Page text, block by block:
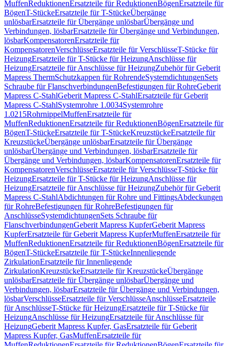
MuffenReduktionenErsatzteile für ReduktionenBögenErsatzteile für
BögenT-StückeErsatzteile für T-StückeÜbergänge
unlösbarErsatzteile für Übergänge unlösbarÜbergänge und
Verbindungen, lösbarErsatzteile für Übergänge und Verbindungen,
lösbarKompensatorenErsatzteile für
KompensatorenVerschlüsseErsatzteile für VerschlüsseT-Stücke für
HeizungErsatzteile für T-Stücke für HeizungAnschlüsse für
HeizungErsatzteile für Anschlüsse für HeizungZubehör für Geberit
Mapress ThermSchutzkappen für RohrendeSystemdichtungenSets
Schraube für FlanschverbindungenBefestigungen für RohreGeberit
Mapress C-StahlGeberit Mapress C-StahlErsatzteile für Geberit
Mapress C-StahlSystemrohre 1.0034Systemrohre
1.0215RohrnippelMuffenErsatzteile für
MuffenReduktionenErsatzteile für ReduktionenBögenErsatzteile für
BögenT-StückeErsatzteile für T-StückeKreuzstückeErsatzteile für
KreuzstückeÜbergänge unlösbarErsatzteile für Übergänge
unlösbarÜbergänge und Verbindungen, lösbarErsatzteile für
Übergänge und Verbindungen, lösbarKompensatorenErsatzteile für
KompensatorenVerschlüsseErsatzteile für VerschlüsseT-Stücke für
HeizungErsatzteile für T-Stücke für HeizungAnschlüsse für
HeizungErsatzteile für Anschlüsse für HeizungZubehör für Geberit
Mapress C-StahlAbdichtungen für Rohre und FittingsAbdeckungen
für RohreBefestigungen für RohreBefestigungen für
AnschlüsseSystemdichtungenSets Schraube für
FlanschverbindungenGeberit Mapress KupferGeberit Mapress
KupferErsatzteile für Geberit Mapress KupferMuffenErsatzteile für
MuffenReduktionenErsatzteile für ReduktionenBögenErsatzteile für
BögenT-StückeErsatzteile für T-StückeInnenliegende
ZirkulationErsatzteile für Innenliegende
ZirkulationKreuzstückeErsatzteile für KreuzstückeÜbergänge
unlösbarErsatzteile für Übergänge unlösbarÜbergänge und
Verbindungen, lösbarErsatzteile für Übergänge und Verbindungen,
lösbarVerschlüsseErsatzteile für VerschlüsseAnschlüsseErsatzteile
für AnschlüsseT-Stücke für HeizungErsatzteile für T-Stücke für
HeizungAnschlüsse für HeizungErsatzteile für Anschlüsse für
HeizungGeberit Mapress Kupfer, GasErsatzteile für Geberit
Mapress Kupfer, GasMuffenErsatzteile für